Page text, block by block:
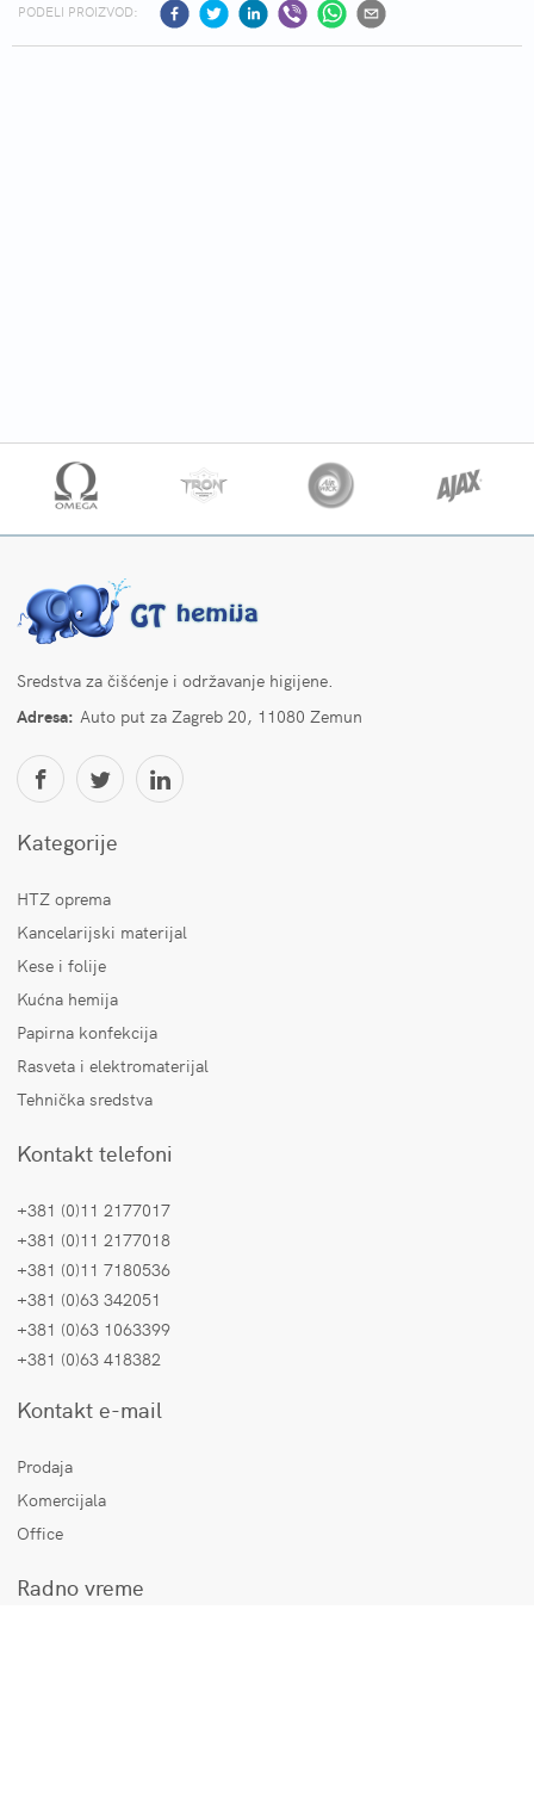
PODELI PROIZVOD:
Sredstva za čišćenje i održavanje higijene.
Adresa: Auto put za Zagreb 20, 11080 Zemun
Kategorije
HTZ oprema
Kancelarijski materijal
Kese i folije
Kućna hemija
Papirna konfekcija
Rasveta i elektromaterijal
Tehnička sredstva
Kontakt telefoni
+381 (0)11 2177017
+381 (0)11 2177018
+381 (0)11 7180536
+381 (0)63 342051
+381 (0)63 1063399
+381 (0)63 418382
Kontakt e-mail
Prodaja
Komercijala
Office
Radno vreme